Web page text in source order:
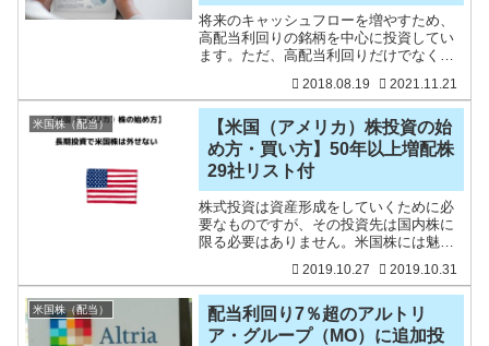
将来のキャッシュフローを増やすため、
高配当利回りの銘柄を中心に投資してい
ます。ただ、高配当利回りだけでなく、
すよね。配当金を増やす「増配率」に着
目することも大事だなと思います。2億円
の資産を築かれている方
2018.08.19 2021.11.21
米国株（配当）
【米国（アメリカ）株投資の始
め方・買い方】50年以上増配株
29社リスト付
株式投資は資産形成をしていくために必
要なものですが、その投資先は国内株に
限る必要はありません。米国株には魅力
Amazon、Microsoft、Facebook、VISAな
ど誰もが知っている企業だと思
2019.10.27 2019.10.31
米国株（配当）
配当利回り7％超のアルトリ
ア・グループ（MO）に追加投